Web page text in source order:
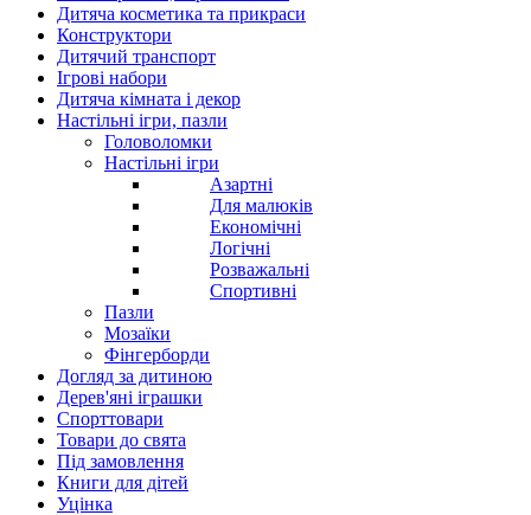
Дитяча косметика та прикраси
Конструктори
Дитячий транспорт
Ігрові набори
Дитяча кімната і декор
Настільні ігри, пазли
Головоломки
Настільні ігри
Азартні
Для малюків
Економічні
Логічні
Розважальні
Спортивні
Пазли
Мозаїки
Фінгерборди
Догляд за дитиною
Дерев'яні іграшки
Спорттовари
Товари до свята
Під замовлення
Книги для дітей
Уцінка